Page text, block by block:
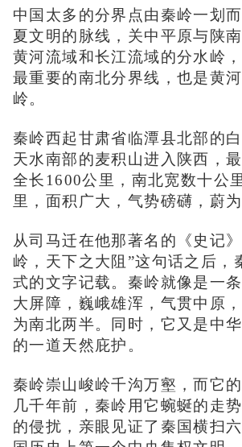
中国太多的分界点由秦岭一划
夏文明的脉线，关中平原与陕
黄河流域和长江流域的分水岭
最重要的南北分界线，也是黄
岭。
秦岭西起甘肃省临潭县北部的
天水南部的麦积山进入陕西，最
全长1600公里，南北宽数十公
里，面积广大，气势磅礴，蔚为
从司马迁在他那著名的《史记
岭，天下之大阻”这句话之后，
式的文字记载。秦岭就像是一
大屏障，巍峨雄浑，气贯中原
为南北两半。同时，它又是中
的一道天然庇护。
秦岭崇山峻岭千沟万壑，而它
几千年前，秦岭用它蜿蜒的走
的侵扰，亲眼见证了秦国横扫